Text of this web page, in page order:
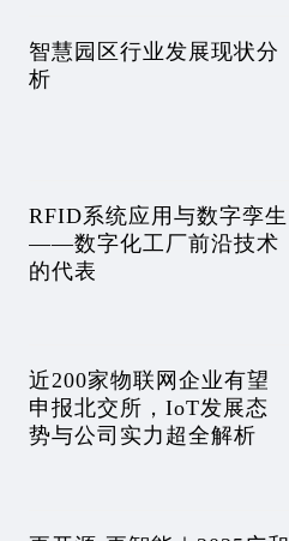
智慧园区行业发展现状分
析
RFID系统应用与数字孪生
——数字化工厂前沿技术
的代表
近200家物联网企业有望
申报北交所，IoT发展态
势与公司实力超全解析